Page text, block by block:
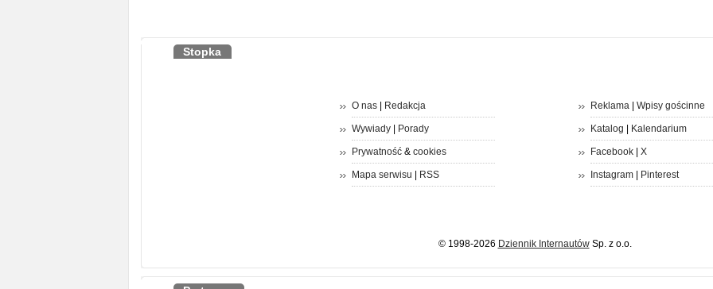
Stopka
O nas| Redakcja
Wywiady| Porady
Prywatność& cookies
Mapa serwisu RSS
Reklama| Wpisy gościnne
Katalog Kalendarium
Facebook| X
Instagram| Pinterest
© 1998-2026 Dziennik InternautówSp. z o.o.